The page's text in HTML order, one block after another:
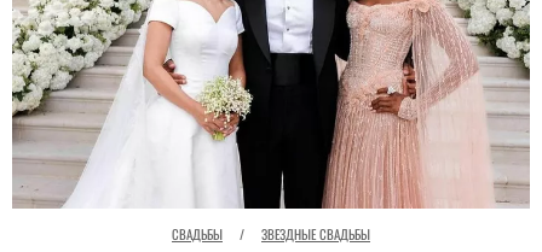
СВАДЬБЫ / ЗВЕЗДНЫЕ СВАДЬБЫ